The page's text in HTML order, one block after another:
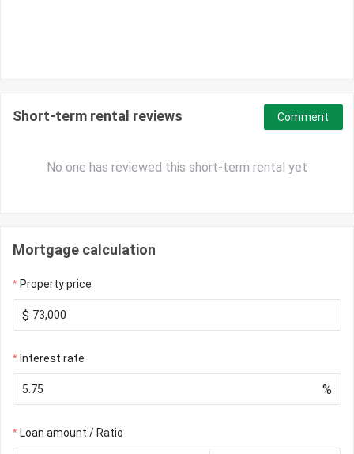
Short-term rental reviews
No one has reviewed this short-term rental yet
Comment
Mortgage calculation
Property price
$
Interest rate
%
Loan amount / Ratio